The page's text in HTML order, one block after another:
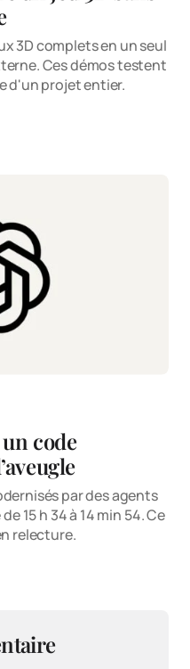
3D complets en un seul
Ces démos testent
d'un projet entier.
code
par des agents
15 h 34 à 14 min 54. Ce
relecture.